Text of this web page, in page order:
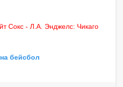
Сокс - Л.А. Энджелс: Чикаго
бейсбол